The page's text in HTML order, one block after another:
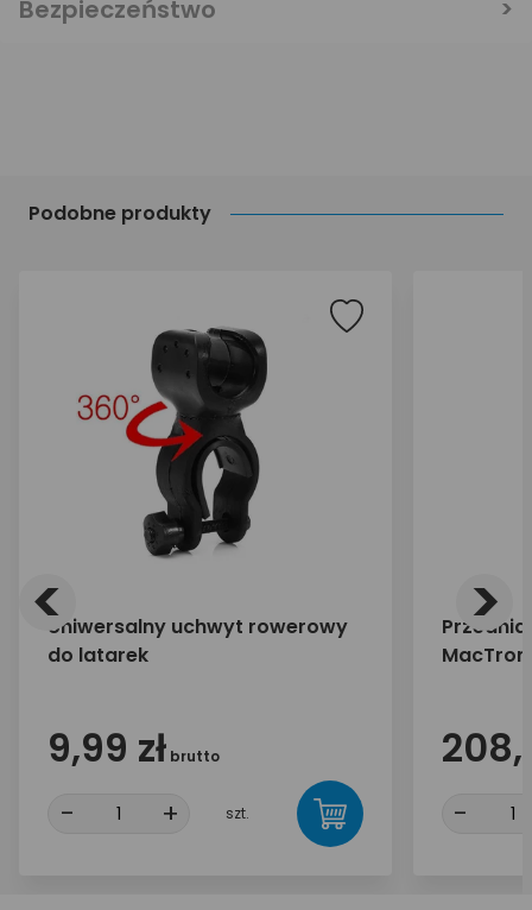
Podobne produkty
Uniwersalny uchwyt rowerowy
do latarek
9,99 zł brutto
- + szt. -
< >
Bezpieczeństwo